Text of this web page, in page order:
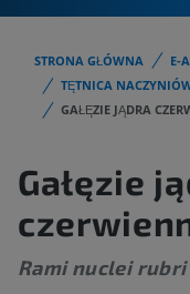
STRONA GŁÓWNA E-
TĘTNICA
GAŁĘZIE JĄDRA
Gałęzie
Rami nuclei rubri